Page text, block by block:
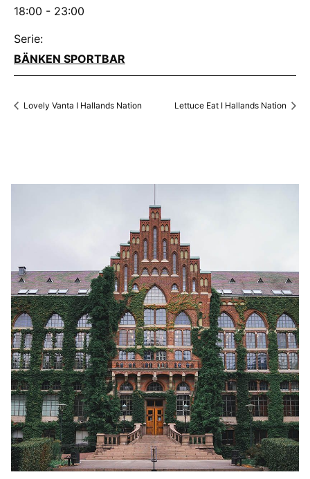
18:00 - 23:00
Serie:
BÄNKEN SPORTBAR
Lovely Vanta I Hallands Nation Lettuce Eat I Hallands Nation